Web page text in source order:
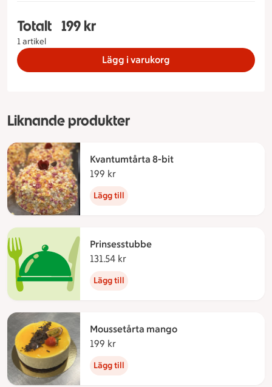
Totalt
1 artikel
Totalt 1 stycken Moussetårta jorgubb/rabarber,
199 kr
Lägg i varukorg
Liknande produkter
Kvantumtårta 8-bit
199 kr
Lägg till
Prinsesstubbe
131.54 kr
Lägg till
Moussetårta mango
199 kr
Lägg till